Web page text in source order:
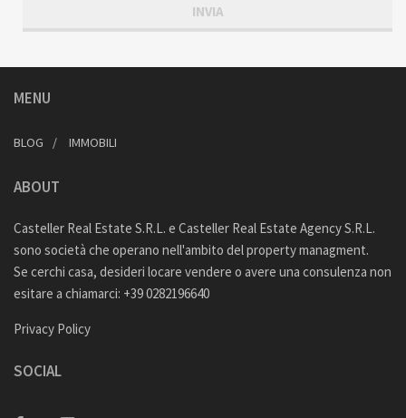
MENU
BLOG IMMOBILI
ABOUT
Casteller Real Estate S.R.L. e Casteller Real Estate Agency S.R.L.
sono società che operano nell'ambito del property managment.
Se cerchi casa, desideri locare vendere o avere una consulenza non
esitare a chiamarci: +39 0282196640
Privacy Policy
SOCIAL